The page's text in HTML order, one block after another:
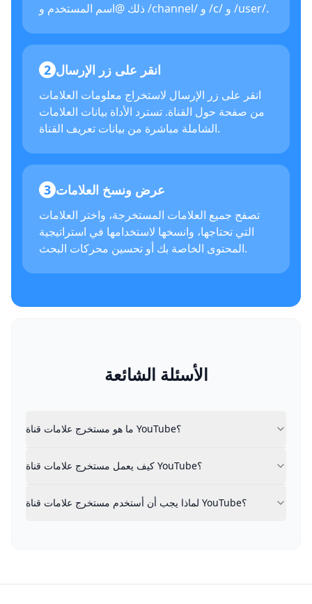
ذلك @اسم المستخدم و /channel/ و /c/ و /user/.
2 انقر على زر الإرسال
انقر على زر الإرسال لاستخراج معلومات العلامات
من صفحة حول القناة. تسترد الأداة بيانات العلامات
الشاملة مباشرة من بيانات تعريف القناة.
3 عرض ونسخ العلامات
تصفح جميع العلامات المستخرجة، واختر العلامات
التي تحتاجها، وانسخها لاستخدامها في استراتيجية
المحتوى الخاصة بك أو تحسين محركات البحث.
الأسئلة الشائعة
ما هو مستخرج علامات قناة YouTube؟
كيف يعمل مستخرج علامات قناة YouTube؟
لماذا يجب أن أستخدم مستخرج علامات قناة YouTube؟